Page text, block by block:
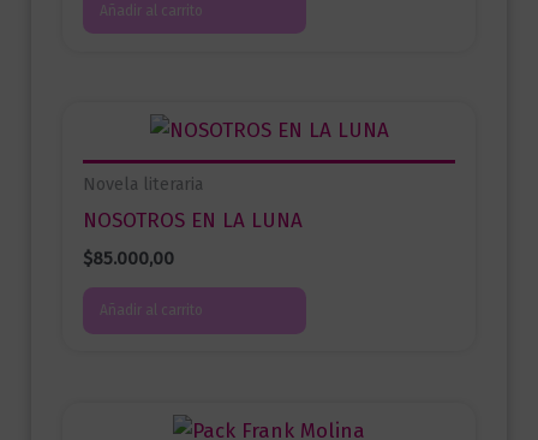
Añadir al carrito
Novela literaria
NOSOTROS EN LA LUNA
$85.000,00
Añadir al carrito